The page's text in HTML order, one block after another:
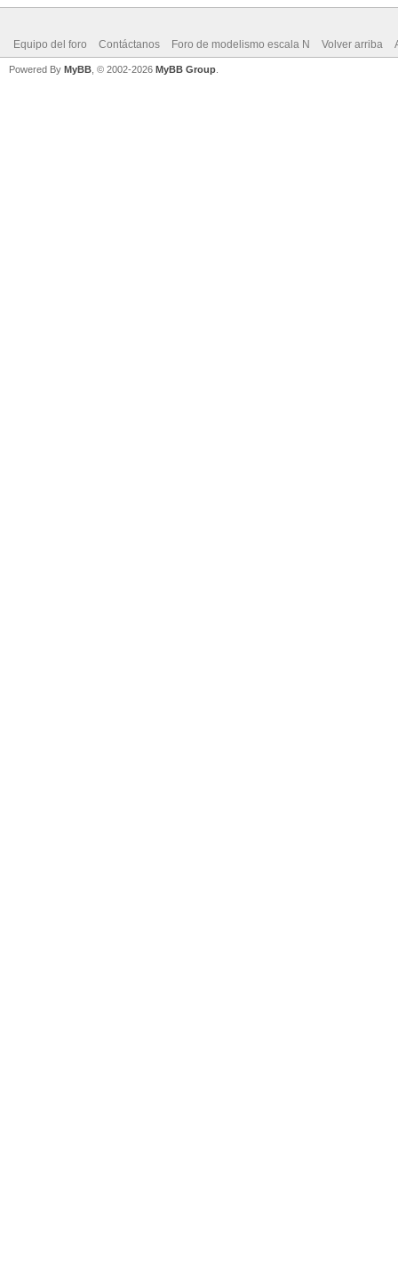
Equipo del foro Contáctanos Foro de modelismo escala N Volver arriba
Powered By MyBB , © 2002-2026 MyBB Group